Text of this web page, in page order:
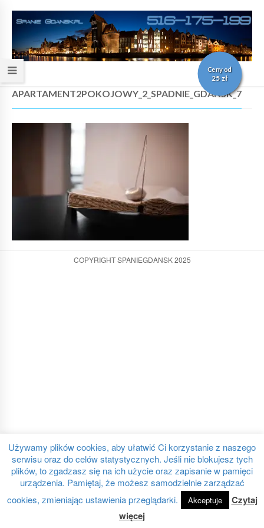
Ceny od
25 zł
APARTAMENT2POKOJOWY_2_SPADNIE_GDANSK_7
COPYRIGHT SPANIEGDANSK 2025
Używamy plików cookies, aby ułatwić Ci korzystanie z naszego
serwisu oraz do celów statystycznych. Jeśli nie blokujesz tych
plików, to zgadzasz się na ich użycie oraz zapisanie w pamięci
urządzenia. Pamiętaj, że możesz samodzielnie zarządzać
cookies, zmieniając ustawienia przeglądarki.
Akceptuje
Czytaj
więcej